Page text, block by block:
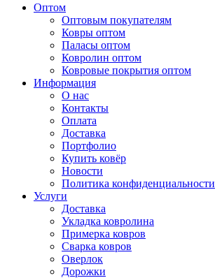
Оптом
Оптовым покупателям
Ковры оптом
Паласы оптом
Ковролин оптом
Ковровые покрытия оптом
Информация
О нас
Контакты
Оплата
Доставка
Портфолио
Купить ковёр
Новости
Политика конфиденциальности
Услуги
Доставка
Укладка ковролина
Примерка ковров
Сварка ковров
Оверлок
Дорожки